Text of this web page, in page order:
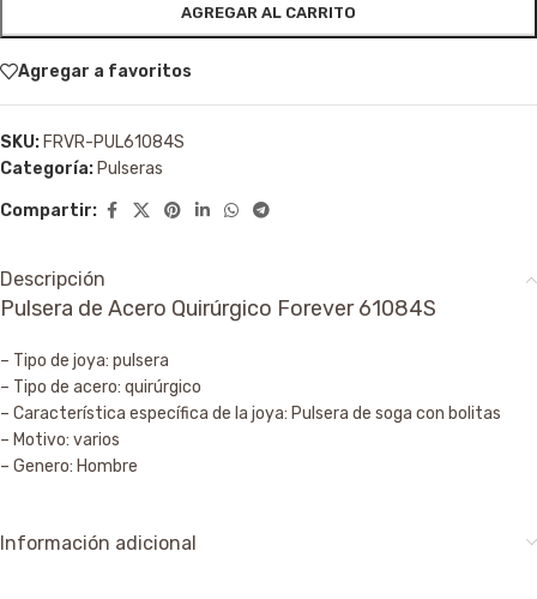
AGREGAR AL CARRITO
Agregar a favoritos
SKU: FRVR-PUL61084S
Categoría: Pulseras
Compartir:
Descripción
Pulsera de Acero Quirúrgico Forever 61084S
– Tipo de joya: pulsera
– Tipo de acero: quirúrgico
– Característica específica de la joya: Pulsera de soga con bolitas
– Motivo: varios
– Genero: Hombre
Información adicional